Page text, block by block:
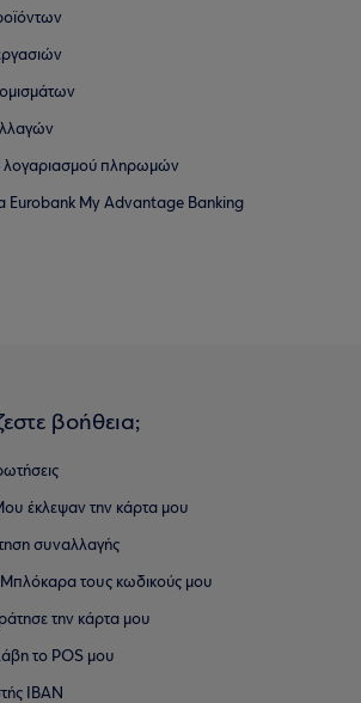
πληρωμών
Eurobank My Advantage Banking
βοήθεια;
έκλεψαν την κάρτα μου
συναλλαγής
τους κωδικούς μου
την κάρτα μου
το POS μου
IBAN